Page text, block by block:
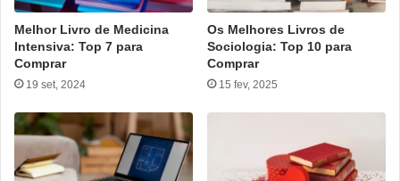
Melhor Livro de Medicina
Intensiva: Top 7 para
Comprar
19 set, 2024
Os Melhores Livros de
Sociologia: Top 10 para
Comprar
15 fev, 2025